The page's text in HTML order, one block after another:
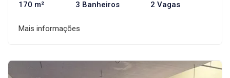
170 m² 3 Banheiros 2 Vagas
Mais informações